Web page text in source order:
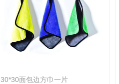
30*30面包边方巾一片